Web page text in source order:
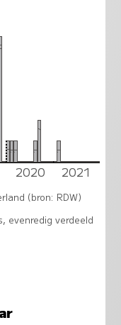
1
1
1
00
00
1
2
00
1
000
000
00
2020 2021
(bron: RDW)
evenredig verdeeld